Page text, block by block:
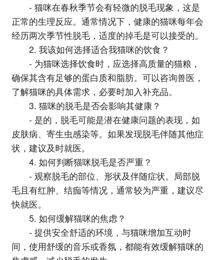
- 猫咪在春秋季节会有轻微的脱毛现象，这是
正常的生理反应。通常情况下，健康的猫咪每年会
经历两次季节性脱毛，适度的掉毛是可以接受的。
2. 我该如何选择适合我猫咪的饮食？
- 为猫咪选择饮食时，应选择高质量的猫粮，
确保其含有足够的蛋白质和脂肪。可以咨询兽医，
了解猫咪的具体需求，必要时加入补充品。
3. 猫咪的脱毛是否会影响其健康？
- 是的，脱毛可能是潜在健康问题的表现，如
皮肤病、寄生虫感染等。如果发现脱毛伴随其他症
状，建议及时就医。
4. 如何判断猫咪脱毛是否严重？
- 观察脱毛的部位、形状及伴随症状。局部脱
毛且有红肿、结痂等情况，通常较为严重，建议尽
快就医。
5. 如何缓解猫咪的焦虑？
- 提供安全舒适的环境，与猫咪增加互动时
间，使用舒缓的音乐或香氛，都能有效缓解猫咪的